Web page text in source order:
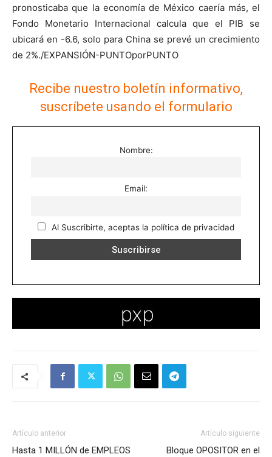
pronosticaba que la economía de México caería más, el
Fondo Monetario Internacional calcula que el PIB se
ubicará en -6.6, solo para China se prevé un crecimiento
de 2%./EXPANSIÓN-PUNTOporPUNTO
Recibe nuestro boletín informativo,
suscríbete usando el formulario
Nombre:
Email:
Al Suscribirte, aceptas la política de privacidad
Artículo anterior
Hasta 1 MILLÓN de EMPLEOS
Artículo siguiente
Bloque OPOSITOR en el